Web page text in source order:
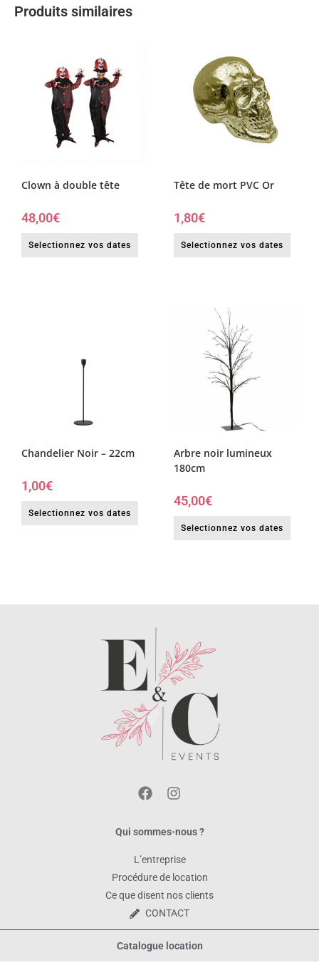
Produits similaires
Clown à double tête
48,00€
Selectionnez vos dates
Tête de mort PVC Or
1,80€
Selectionnez vos dates
Chandelier Noir – 22cm
1,00€
Selectionnez vos dates
Arbre noir lumineux
180cm
45,00€
Selectionnez vos dates
Qui sommes-nous ?
L’entreprise
Procédure de location
Ce que disent nos clients
CONTACT
Catalogue location